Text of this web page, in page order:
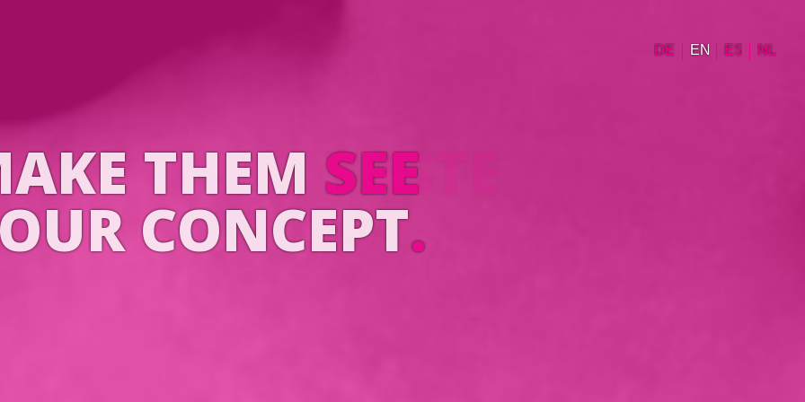
DE EN ES NL
THEM TASTE
CONCEPT.